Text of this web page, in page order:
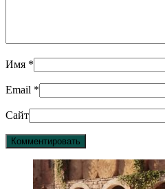
Имя *
Email *
Сайт